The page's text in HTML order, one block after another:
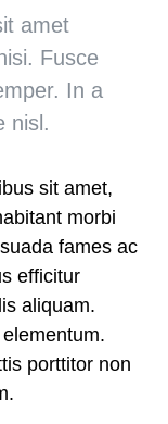
amet
Fusce
In a
nisl.
sit amet,
morbi
fames ac
efficitur
aliquam.
porttitor non